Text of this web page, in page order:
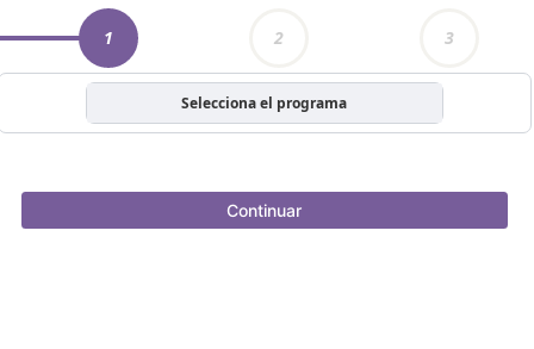
1 2 3
Selecciona el programa
Continuar